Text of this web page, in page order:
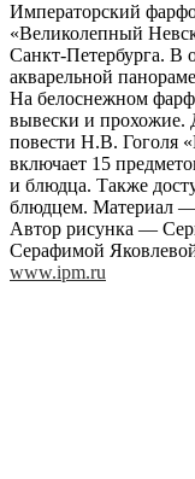
Императорский
«Великолепный
Санкт-Петербурга. В
акварельной
На белоснежном
вывески и
повести Н.В. Гоголя
включает 15
и блюдца. Также
блюдцем. Материал —
Автор рисунка —
Серафимой
www.ipm.ru